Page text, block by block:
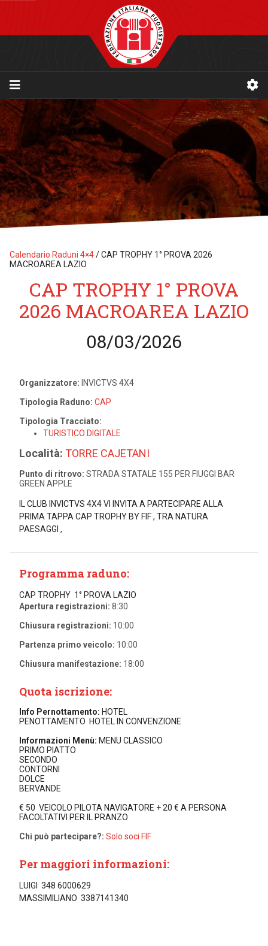
Calendario Raduni 4×4/CAP TROPHY 1° PROVA 2026
MACROAREA LAZIO
CAP TROPHY 1° PROVA
2026 MACROAREA LAZIO
08/03/2026
Organizzatore: INVICTVS 4X4
Tipologia Raduno: CAP
Tipologia Tracciato:
TURISTICO DIGITALE
Località: TORRE CAJETANI
Punto di ritrovo: STRADA STATALE 155 PER FIUGGI BAR
GREEN APPLE
IL CLUB INVICTVS 4X4 VI INVITA A PARTECIPARE ALLA
PRIMA TAPPA CAP TROPHY BY FIF , TRA NATURA
PAESAGGI ,
Programma raduno:
CAP TROPHY 1° PROVA LAZIO
Apertura registrazioni: 8:30
Chiusura registrazioni: 10:00
Partenza primo veicolo: 10:00
Chiusura manifestazione: 18:00
Quota iscrizione:
Info Pernottamento: HOTEL
PENOTTAMENTO HOTEL IN CONVENZIONE
Informazioni Menù: MENU CLASSICO
PRIMO PIATTO
SECONDO
CONTORNI
DOLCE
BERVANDE
€ 50 VEICOLO PILOTA NAVIGATORE + 20 € A PERSONA
FACOLTATIVI PER IL PRANZO
Chi può partecipare?: Solo soci FIF
Per maggiori informazioni:
LUIGI 348 6000629
MASSIMILIANO 3387141340